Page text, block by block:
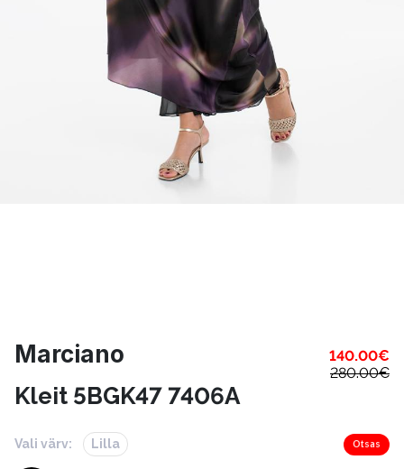
Marciano 140.00€
280.00€
Kleit 5BGK47 7406A
Vali värv: Lilla Otsas